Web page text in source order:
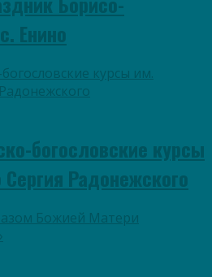
Енино
богословские курсы
Радонежского